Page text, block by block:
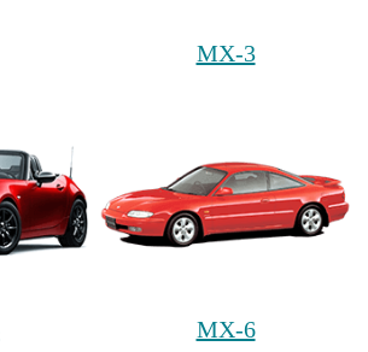
MX-3
MX-6